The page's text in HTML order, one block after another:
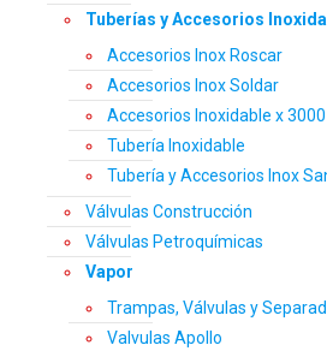
Tuberías y Accesorios
Accesorios Inox Roscar
Accesorios Inox Soldar
Accesorios Inoxidable x 3000
Tubería Inoxidable
Tubería y Accesorios Inox
Válvulas Construcción
Válvulas Petroquímicas
Vapor
Trampas, Válvulas y
Valvulas Apollo